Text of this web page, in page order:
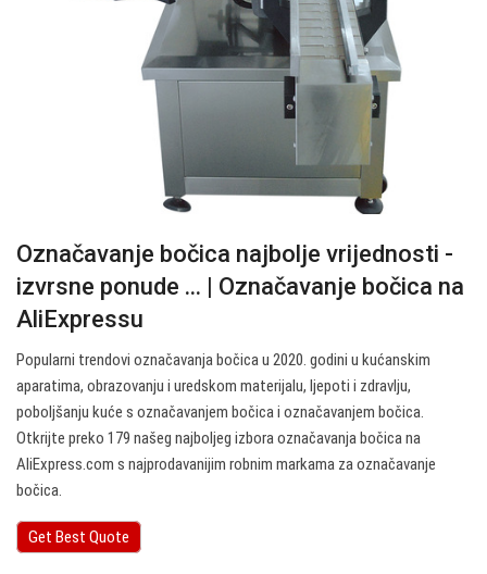
Označavanje bočica najbolje vrijednosti -
izvrsne ponude ... | Označavanje bočica na
AliExpressu
Popularni trendovi označavanja bočica u 2020. godini u kućanskim
aparatima, obrazovanju i uredskom materijalu, ljepoti i zdravlju,
poboljšanju kuće s označavanjem bočica i označavanjem bočica.
Otkrijte preko 179 našeg najboljeg izbora označavanja bočica na
AliExpress.com s najprodavanijim robnim markama za označavanje
bočica.
Get Best Quote